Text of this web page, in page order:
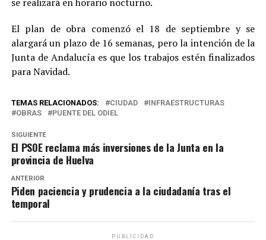
El plan de obra comenzó el 18 de septiembre y se
alargará un plazo de 16 semanas, pero la intención de la
Junta de Andalucía es que los trabajos estén finalizados
para Navidad.
TEMAS RELACIONADOS: CIUDAD
INFRAESTRUCTURAS
OBRAS
PUENTE DEL ODIEL
SIGUIENTE
El PSOE reclama más inversiones de la Junta en la
provincia de Huelva
ANTERIOR
Piden paciencia y prudencia a la ciudadanía tras el
temporal
PUBLICIDAD